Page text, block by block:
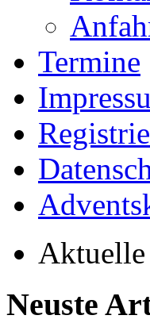
Termine
Aktuelle
Neuste